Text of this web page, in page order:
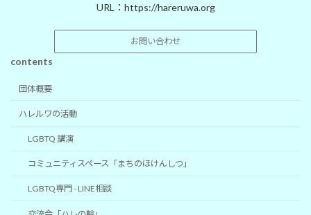
URL： https://hareruwa.org
お問い合わせ
contents
団体概要
ハレルワの活動
LGBTQ 講演
コミュニティスペース「まちのほけんしつ」
LGBTQ専門 - LINE相談